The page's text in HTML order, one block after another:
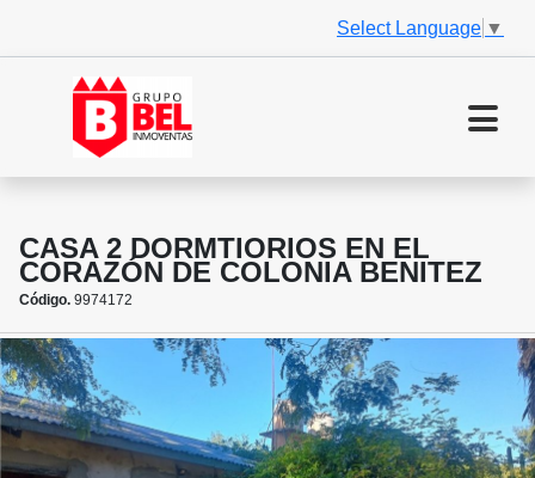
Select Language ▼
CASA 2 DORMTIORIOS EN EL
CORAZÓN DE COLONIA BENITEZ
Código. 9974172